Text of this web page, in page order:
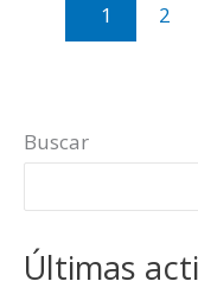
1 2
Buscar
Últimas